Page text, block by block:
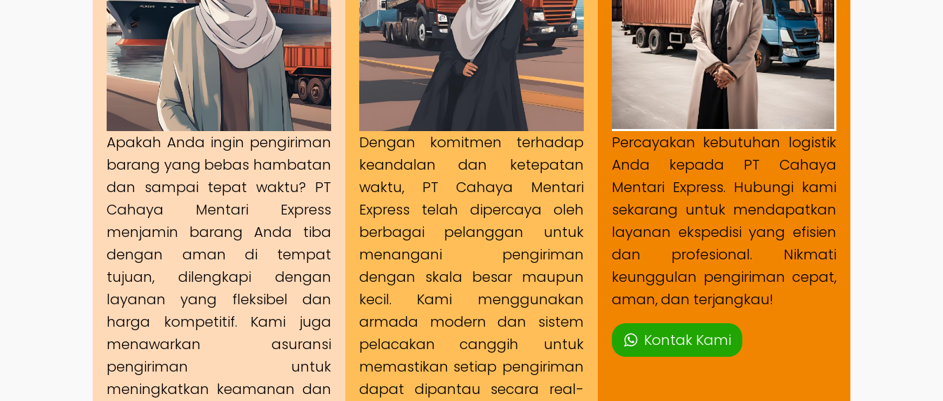
Apakah Anda ingin pengiriman
barang yang bebas hambatan
dan sampai tepat waktu? PT
Cahaya Mentari Express
menjamin barang Anda tiba
dengan aman di tempat
tujuan, dilengkapi dengan
layanan yang fleksibel dan
harga kompetitif. Kami juga
menawarkan asuransi
pengiriman untuk
meningkatkan keamanan dan
Dengan komitmen terhadap
keandalan dan ketepatan
waktu, PT Cahaya Mentari
Express telah dipercaya oleh
berbagai pelanggan untuk
menangani pengiriman
dengan skala besar maupun
kecil. Kami menggunakan
armada modern dan sistem
pelacakan canggih untuk
memastikan setiap pengiriman
dapat dipantau secara real-
Percayakan kebutuhan logistik
Anda kepada PT Cahaya
Mentari Express. Hubungi kami
sekarang untuk mendapatkan
layanan ekspedisi yang efisien
dan profesional. Nikmati
keunggulan pengiriman cepat,
aman, dan terjangkau!
Kontak Kami